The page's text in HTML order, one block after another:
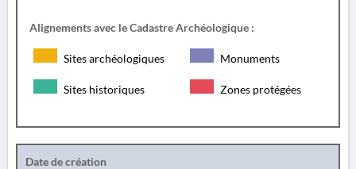
Alignements avec le Cadastre Archéologique :
Sites archéologiques Monuments
Sites historiques Zones protégées
Date de création